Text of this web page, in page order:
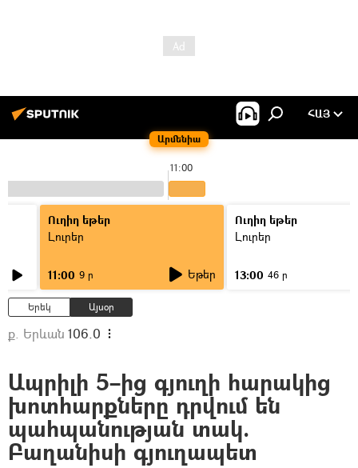
Արմենիա
ՀԱՅ
11:00
Ուղիղ եթեր
Լուրեր
11:00 9 ր Եթեր
Ուղիղ եթեր
Լուրեր
13:00 46 ր
Երեկ Այսօր
ք. Երևան 106.0
Ապրիլի 5–ից գյուղի հարակից
խոտհարքները դրվում են
պահպանության տակ.
Բաղանիսի գյուղապետ